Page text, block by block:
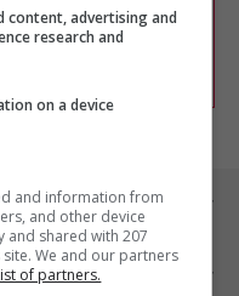
votre profil
inscrivant
content, advertising and
research and
on a device
and information from
and other device
and shared with 207
We and our partners
of partners.